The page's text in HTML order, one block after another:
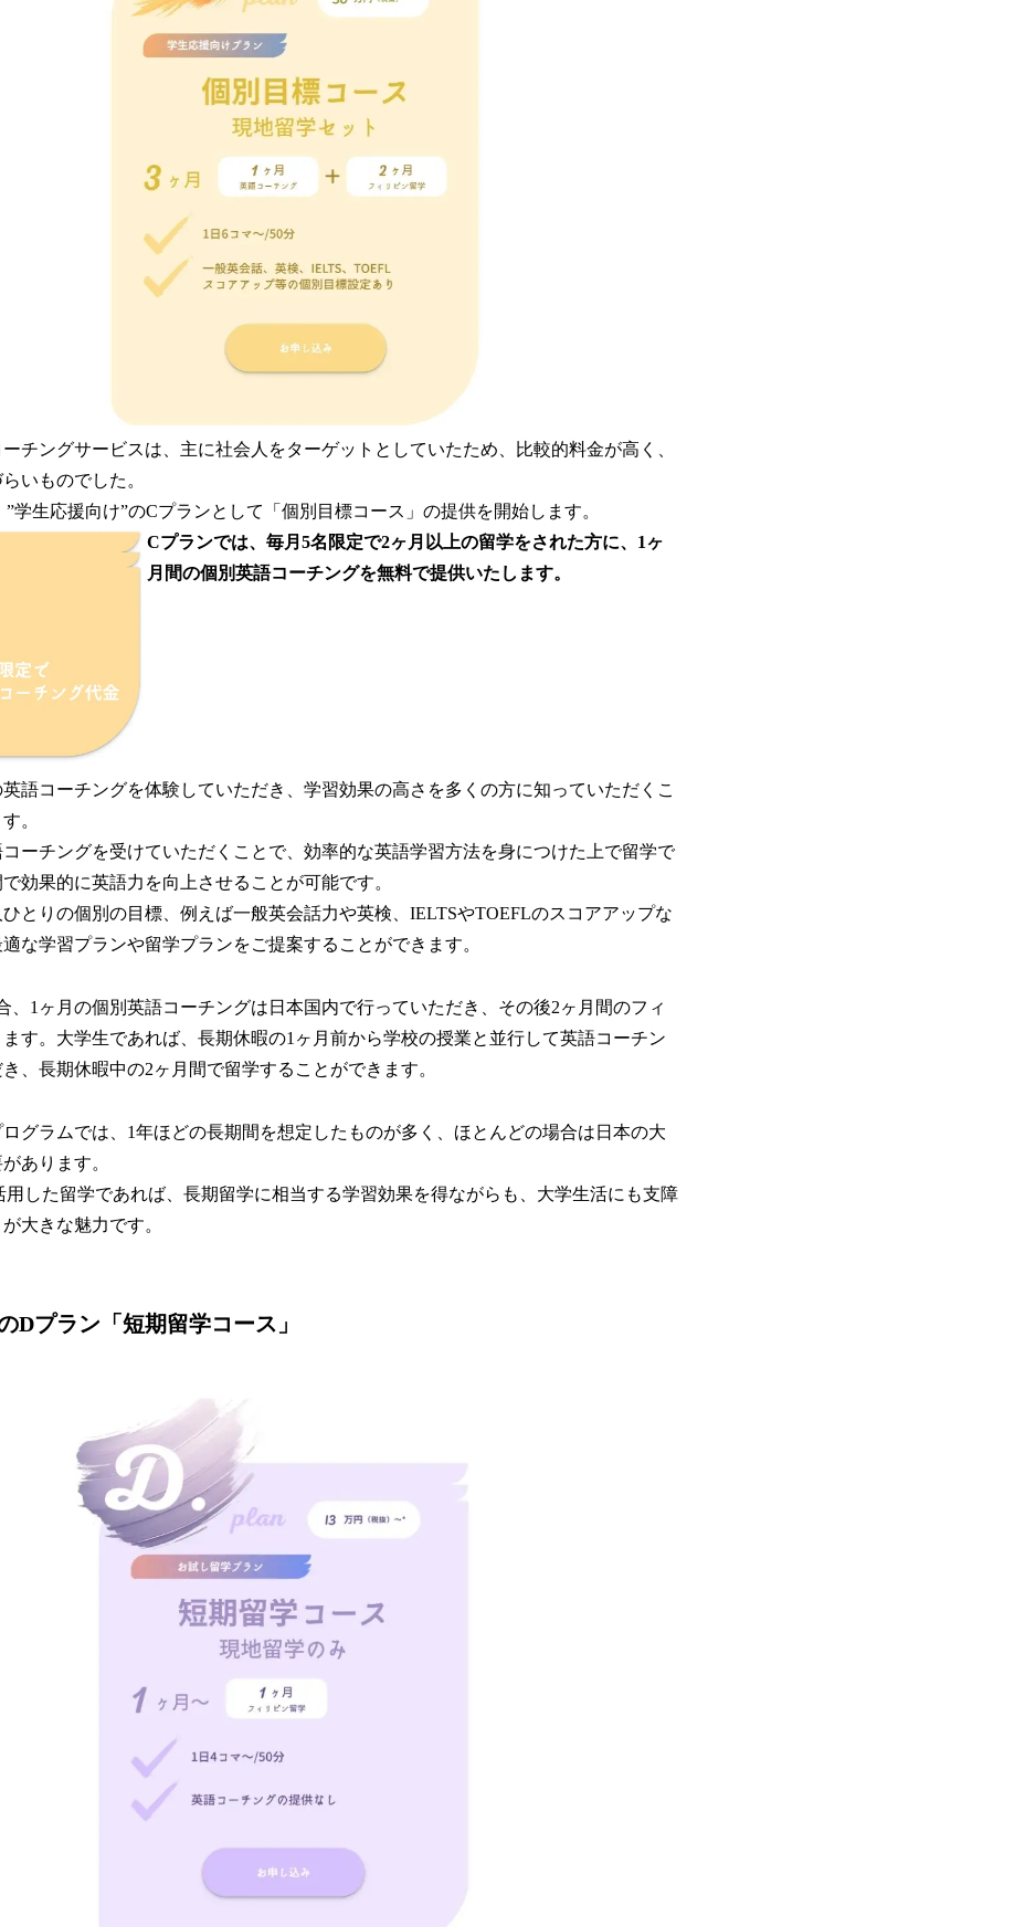
チングサービスは、主に社会人をターゲットとしていたため、比較的料金が高く、
いものでした。
”学生応援向け”のCプランとして「個別目標コース」の提供を開始します。
Cプランでは、毎月5名限定で2ヶ月以上の留学をされた方に、1ヶ
月間の個別英語コーチングを無料で提供いたします。
語コーチングを体験していただき、学習効果の高さを多くの方に知っていただくこ
。
ーチングを受けていただくことで、効率的な英語学習方法を身につけた上で留学で
効果的に英語力を向上させることが可能です。
とりの個別の目標、例えば一般英会話力や英検、IELTSやTOEFLのスコアアップな
な学習プランや留学プランをご提案することができます。
、1ヶ月の個別英語コーチングは日本国内で行っていただき、その後2ヶ月間のフィ
す。大学生であれば、長期休暇の1ヶ月前から学校の授業と並行して英語コーチン
、長期休暇中の2ヶ月間で留学することができます。
グラムでは、1年ほどの長期間を想定したものが多く、ほとんどの場合は日本の大
あります。
用した留学であれば、長期留学に相当する学習効果を得ながらも、大学生活にも支障
大きな魅力です。
Dプラン「短期留学コース」